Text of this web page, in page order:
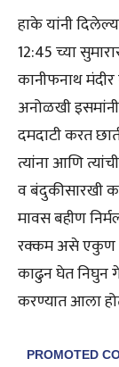
हाके यांनी
12:45 च्या
कानीफनाथ
अनोळखी
दमदाटी करत
त्यांना आणि
व बंदुकीसारखी
मावस बहीण
रक्कम असे एकुण
काढुन घेत निघुन
करण्यात आला